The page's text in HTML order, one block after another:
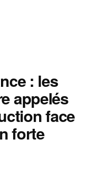
: les
appelés
face
forte